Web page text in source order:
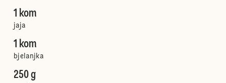
1 kom
jaja
1 kom
bjelanjka
250 g